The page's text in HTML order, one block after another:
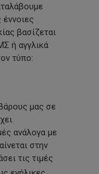
βασίζεται
ή αγγλικά
τύπο:
μας σε
ανάλογα με
στην
τις τιμές